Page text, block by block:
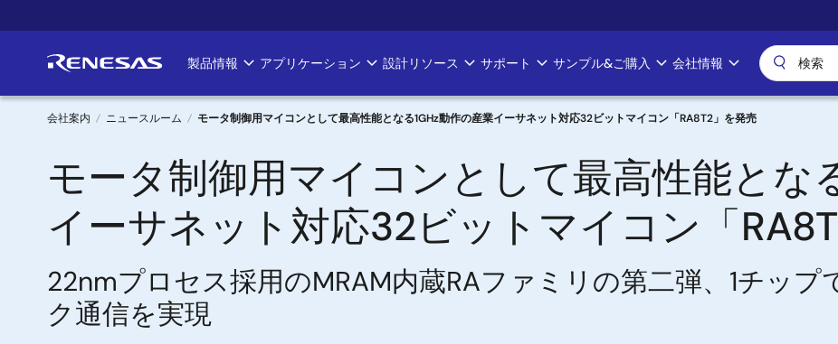
イ
ン
Main
navigation
製品情報 アプリケーション 設計リソース サポート サンプル&ご購入 会社情報
パ
ン
く
ず
会社案内 ニュースルーム モータ制御用マイコンとして最高性能となる1GHz動作の産業イーサネット対応32ビットマイコン「RA8T2」を発売
モータ制御用マイコンとして最高性能とな
イーサネット対応32ビットマイコン「
22nmプロセス採用のMRAM内蔵RAファミリの第二弾、1チッ
ク通信を実現